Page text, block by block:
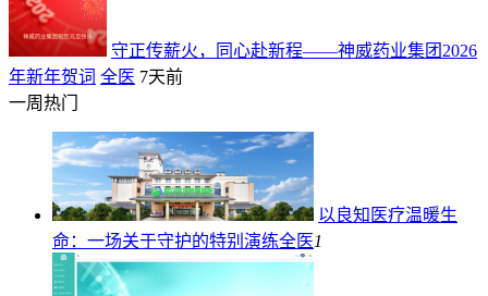
守正传薪火，同心赴新程——神威药业集团2026
年新年贺词 全医 7天前
一周热门
以良知医疗温暖生
命：一场关于守护的特别演练全医1